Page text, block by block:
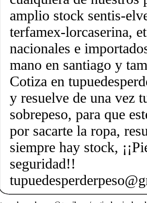
amplio stock sentis-
terfamex-lorcaserina,
nacionales e
mano en santiago y
Cotiza en
y resuelve de una vez
sobrepeso, para que
por sacarte la ropa,
siempre hay stock,
seguridad!!